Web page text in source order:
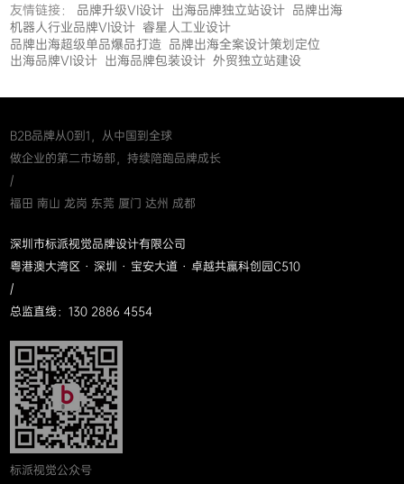
友情链接： 品牌升级VI设计 出海品牌独立站设计 品牌出海
机器人行业品牌VI设计 睿星人工业设计
品牌出海超级单品爆品打造 品牌出海全案设计策划定位
出海品牌VI设计 出海品牌包装设计 外贸独立站建设
B2B品牌从0到1，从中国到全球
做企业的第二市场部，持续陪跑品牌成长
/
福田 南山 龙岗 东莞 厦门 达州 成都
深圳市标派视觉品牌设计有限公司
粤港澳大湾区 · 深圳 · 宝安大道 · 卓越共赢科创园C510
/
总监直线：130 2886 4554
标派视觉公众号